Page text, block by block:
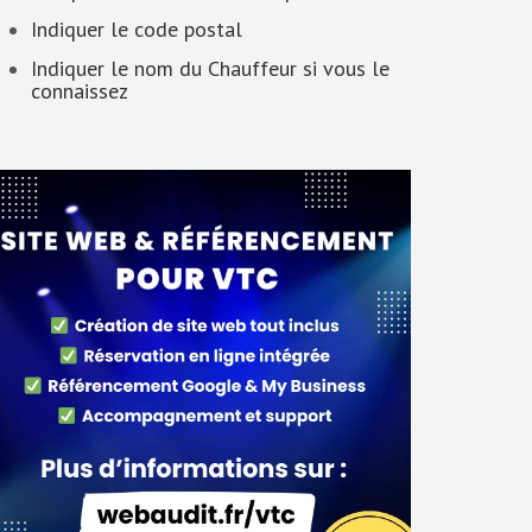
Indiquer le code postal
Indiquer le nom du Chauffeur si vous le
connaissez